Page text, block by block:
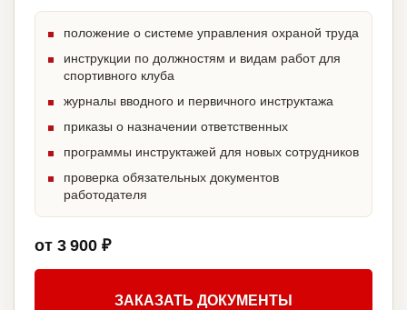
положение о системе управления охраной труда
инструкции по должностям и видам работ для
спортивного клуба
журналы вводного и первичного инструктажа
приказы о назначении ответственных
программы инструктажей для новых сотрудников
проверка обязательных документов
работодателя
от 3 900 ₽
ЗАКАЗАТЬ ДОКУМЕНТЫ